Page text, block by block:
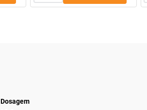
Dosagem